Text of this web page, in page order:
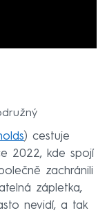
) cestuje
2022, kde spojí
zachránili
zápletka,
nevidí, a tak